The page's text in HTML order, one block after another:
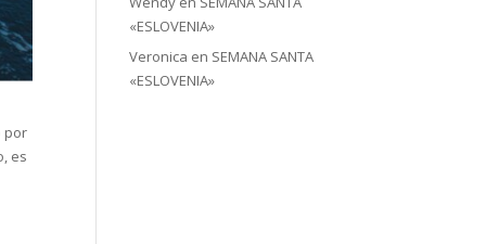
por
es
«ESLOVENIA»
Veronica en SEMANA SANTA
«ESLOVENIA»